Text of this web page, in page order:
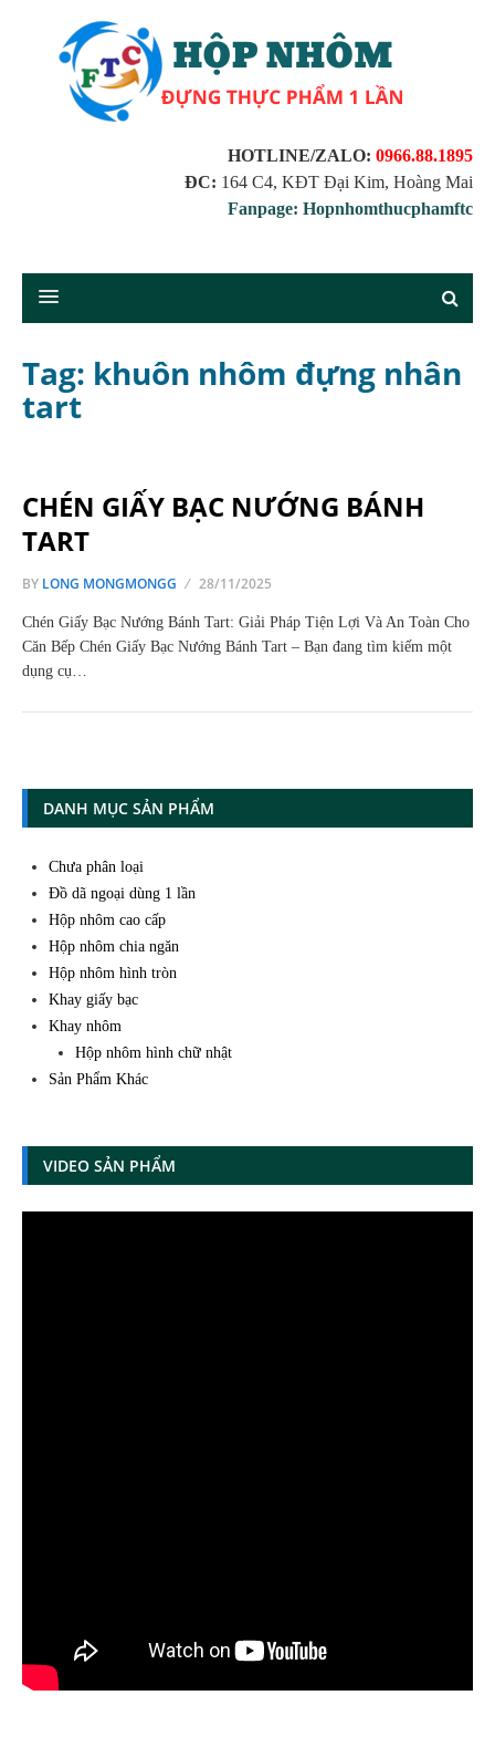
HOTLINE/ZALO: 0966.88.1895
ĐC: 164 C4, KĐT Đại Kim, Hoàng Mai
Fanpage: Hopnhomthucphamftc
Tag: khuôn nhôm đựng nhân
tart
CHÉN GIẤY BẠC NƯỚNG BÁNH
TART
BY LONG MONGMONGG 28/11/2025
Chén Giấy Bạc Nướng Bánh Tart: Giải Pháp Tiện Lợi Và An Toàn Cho
Căn Bếp Chén Giấy Bạc Nướng Bánh Tart – Bạn đang tìm kiếm một
dụng cụ…
DANH MỤC SẢN PHẨM
Chưa phân loại
Đồ dã ngoại dùng 1 lần
Hộp nhôm cao cấp
Hộp nhôm chia ngăn
Hộp nhôm hình tròn
Khay giấy bạc
Khay nhôm
Hộp nhôm hình chữ nhật
Sản Phẩm Khác
VIDEO SẢN PHẨM